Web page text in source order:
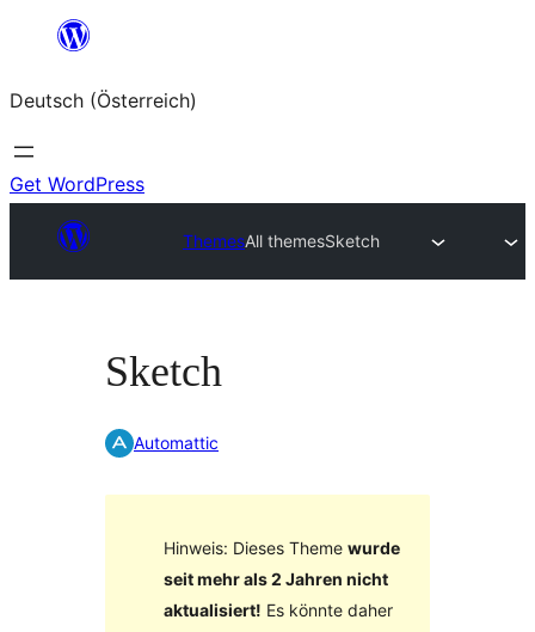
springen
Deutsch (Österreich)
Get WordPress
ThemesAll themesSketch
Sketch
Automattic
Hinweis: Dieses Theme wurde
seit mehr als 2 Jahren nicht
aktualisiert! Es könnte daher